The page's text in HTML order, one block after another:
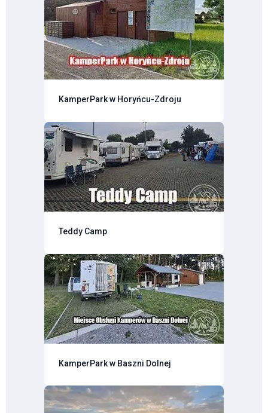
KamperPark w Horyńcu-Zdroju
Teddy Camp
KamperPark w Baszni Dolnej